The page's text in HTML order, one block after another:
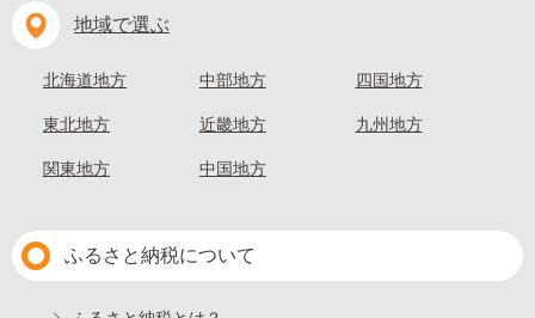
地域で選ぶ
北海道地方
東北地方
関東地方
中部地方
近畿地方
中国地方
四国地方
九州地方
ふるさと納税について